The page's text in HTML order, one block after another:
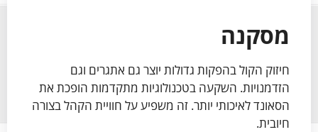
מסקנה
חיזוק הקול בהפקות גדולות יוצר גם אתגרים וגם
הזדמנויות. השקעה בטכנולוגיות מתקדמות הופכת את
הסאונד לאיכותי יותר. זה משפיע על חוויית הקהל בצורה
חיובית.